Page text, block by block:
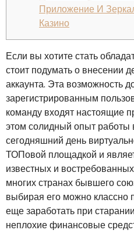
Приложение И
Казино
Если вы хотите стать
стоит подумать о внесении
аккаунта. Эта возможность
зарегистрированным
команду входят настоящие
этом солидный опыт работы
сегодняшний день
ТОПовой площадкой и
известных и
многих странах бывшего
выбирая его можно классно
еще заработать при
неплохие финансовые